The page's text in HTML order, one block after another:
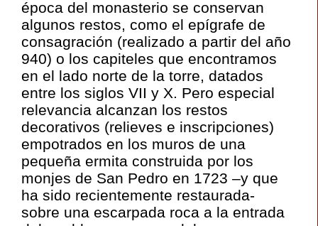
época del monasterio se conservan
algunos restos, como el epígrafe de
consagración (realizado a partir del año
940) o los capiteles que encontramos
en el lado norte de la torre, datados
entre los siglos VII y X. Pero especial
relevancia alcanzan los restos
decorativos (relieves e inscripciones)
empotrados en los muros de una
pequeña ermita construida por los
monjes de San Pedro en 1723 –y que
ha sido recientemente restaurada-
sobre una escarpada roca a la entrada